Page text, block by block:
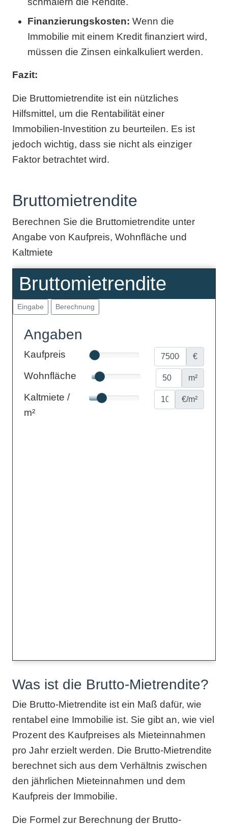
Finanzierungskosten: Wenn die
Immobilie mit einem Kredit finanziert wird,
müssen die Zinsen einkalkuliert werden.
Fazit:
Die Bruttomietrendite ist ein nützliches
Hilfsmittel, um die Rentabilität einer
Immobilien-Investition zu beurteilen. Es ist
jedoch wichtig, dass sie nicht als einziger
Faktor betrachtet wird.
Bruttomietrendite
Berechnen Sie die Bruttomietrendite unter
Angabe von Kaufpreis, Wohnfläche und
Kaltmiete
Bruttomietrendite
Angaben
Kaufpreis €
Wohnfläche m²
Kaltmiete /
m²
€/m²
Was ist die Brutto-Mietrendite?
Die Brutto-Mietrendite ist ein Maß dafür, wie
rentabel eine Immobilie ist. Sie gibt an, wie viel
Prozent des Kaufpreises als Mieteinnahmen
pro Jahr erzielt werden. Die Brutto-Mietrendite
berechnet sich aus dem Verhältnis zwischen
den jährlichen Mieteinnahmen und dem
Kaufpreis der Immobilie.
Die Formel zur Berechnung der Brutto-